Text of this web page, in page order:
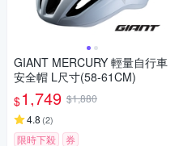
GIANT MERCURY 輕量自行車
安全帽 L尺寸(58-61CM)
$1,749 $1,880
4.8 (2)
限時下殺 券